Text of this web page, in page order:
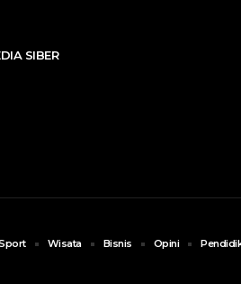
SIBER
Wisata Bisnis Opini